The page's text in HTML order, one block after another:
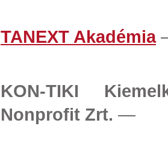
TANEXT Akadémia
KON-TIKI
Nonprofit Zrt. —